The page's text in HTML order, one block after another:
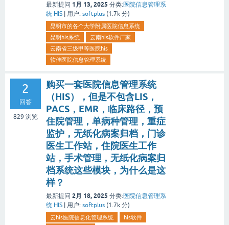
最新提问 1月 13, 2025 分类:医院信息管理系
统 HIS
用户: softplus (1.7k 分)
昆明市的各个大学附属医院信息系统
昆明his系统
云南his软件厂家
云南省三级甲等医院his
软佳医院信息管理系统
2
回答
829 浏览
购买一套医院信息管理系统
（HIS），但是不包含LIS，
PACS，EMR，临床路径，预
住院管理，单病种管理，重症
监护，无纸化病案归档，门诊
医生工作站，住院医生工作
站，手术管理，无纸化病案归
档系统这些模块，为什么是这
样？
最新提问 2月 18, 2025 分类:医院信息管理系
统 HIS
用户: softplus (1.7k 分)
云his医院信息化管理系统
his软件